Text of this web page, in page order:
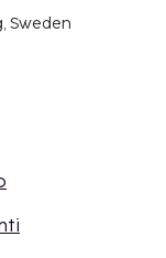
Sweden